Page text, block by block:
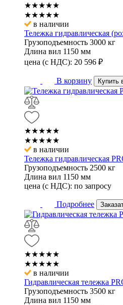
★★★★★
★★★★★
в наличии
Тележка гидравлическая
Грузоподъемность 3000 кг
Длина вил 1150 мм
цена (с НДС): 20 596 ₽
В корзину Купить
★★★★★
★★★★★
в наличии
Тележка гидравлическая
Грузоподъемность 2500 кг
Длина вил 1150 мм
цена (с НДС): по запросу
Подробнее
★★★★★
★★★★★
в наличии
Гидравлическая тележка
Грузоподъемность 3500 кг
Длина вил 1150 мм